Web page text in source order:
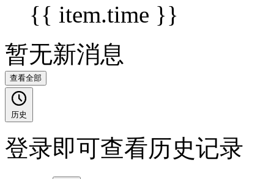
{{ item.time }}
暂无新消息
查看全部
历史
登录即可查看历史记录